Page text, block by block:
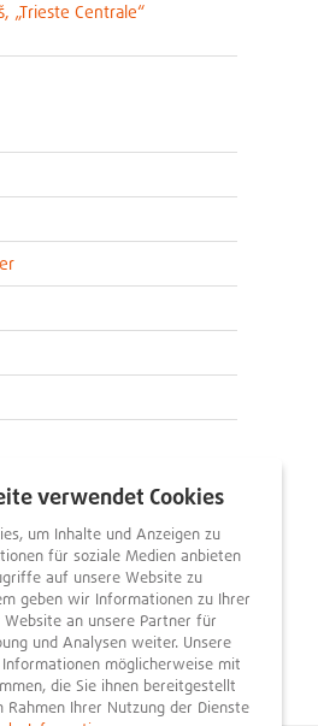
„Trieste Centrale“
verwendet Cookies
um Inhalte und Anzeigen zu
für soziale Medien anbieten
auf unsere Website zu
geben wir Informationen zu Ihrer
an unsere Partner für
und Analysen weiter. Unsere
möglicherweise mit
die Sie ihnen bereitgestellt
Rahmen Ihrer Nutzung der Dienste